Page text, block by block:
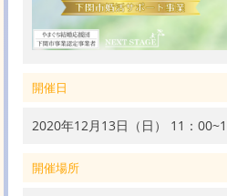
開催日
2020年12月13日（日） 11：
開催場所